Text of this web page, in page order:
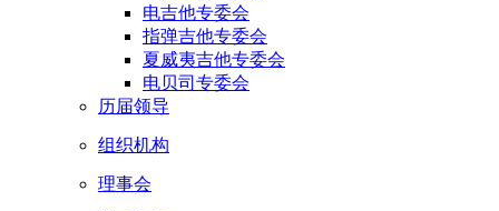
电吉他专委会
指弹吉他专委会
夏威夷吉他专委会
电贝司专委会
历届领导
组织机构
理事会